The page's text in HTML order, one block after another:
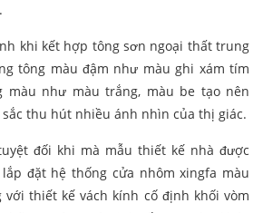
khi kết hợp tông sơn ngoại thất trung
tông màu đậm như màu ghi xám tím
màu như màu trắng, màu be tạo nên
thu hút nhiều ánh nhìn của thị giác.
đối khi mà mẫu thiết kế nhà được
đặt hệ thống cửa nhôm xingfa màu
với thiết kế vách kính cố định khối vòm